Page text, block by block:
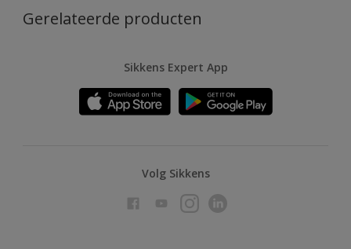
Gerelateerde producten
Sikkens Expert App
Volg Sikkens